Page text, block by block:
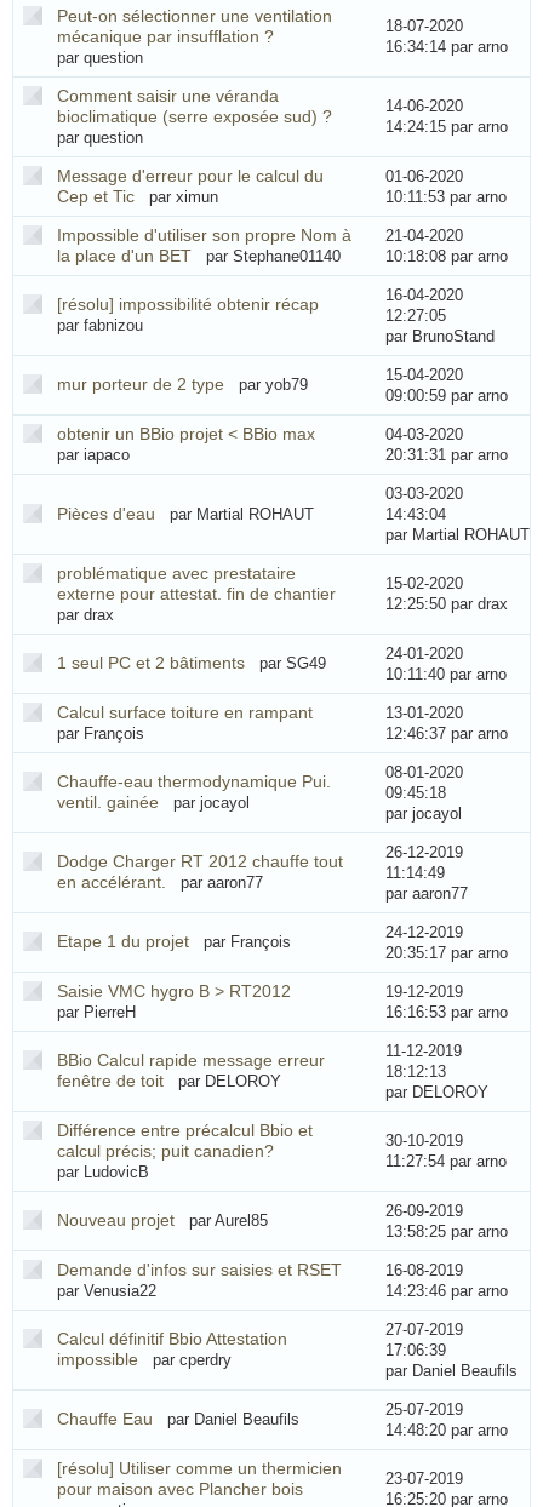
Peut-on sélectionner une ventilation
mécanique par insufflation ?
par question
18-07-2020
16:34:14 par arno
Comment saisir une véranda
bioclimatique (serre exposée sud) ?
par question
14-06-2020
14:24:15 par arno
Message d'erreur pour le calcul du
Cep et Tic
par ximun
01-06-2020
10:11:53 par arno
Impossible d'utiliser son propre Nom à
la place d'un BET
par Stephane01140
21-04-2020
10:18:08 par arno
[résolu] impossibilité obtenir récap
par fabnizou
16-04-2020
12:27:05
par BrunoStand
mur porteur de 2 type par yob79
15-04-2020
09:00:59 par arno
obtenir un BBio projet < BBio max
par iapaco
04-03-2020
20:31:31 par arno
Pièces d'eau par Martial ROHAUT
03-03-2020
14:43:04
par Martial ROHAUT
problématique avec prestataire
externe pour attestat. fin de chantier
par drax
15-02-2020
12:25:50 par drax
1 seul PC et 2 bâtiments par SG49
24-01-2020
10:11:40 par arno
Calcul surface toiture en rampant
par François
13-01-2020
12:46:37 par arno
Chauffe-eau thermodynamique Pui.
ventil. gainée
par jocayol
08-01-2020
09:45:18
par jocayol
Dodge Charger RT 2012 chauffe tout
en accélérant.
par aaron77
26-12-2019
11:14:49
par aaron77
Etape 1 du projet par François
24-12-2019
20:35:17 par arno
Saisie VMC hygro B > RT2012
par PierreH
19-12-2019
16:16:53 par arno
BBio Calcul rapide message erreur
fenêtre de toit
par DELOROY
11-12-2019
18:12:13
par DELOROY
Différence entre précalcul Bbio et
calcul précis; puit canadien?
par LudovicB
30-10-2019
11:27:54 par arno
Nouveau projet par Aurel85
26-09-2019
13:58:25 par arno
Demande d'infos sur saisies et RSET
par Venusia22
16-08-2019
14:23:46 par arno
Calcul définitif Bbio Attestation
impossible
par cperdry
27-07-2019
17:06:39
par Daniel Beaufils
Chauffe Eau par Daniel Beaufils
25-07-2019
14:48:20 par arno
[résolu] Utiliser comme un thermicien
pour maison avec Plancher bois
23-07-2019
16:25:20 par arno